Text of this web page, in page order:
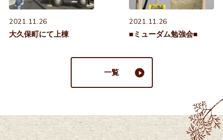
2021.11.26
大久保町にて上棟
2021.11.26
■ミューダム勉強会■
一覧